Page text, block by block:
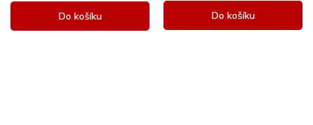
Do košíku Do košíku